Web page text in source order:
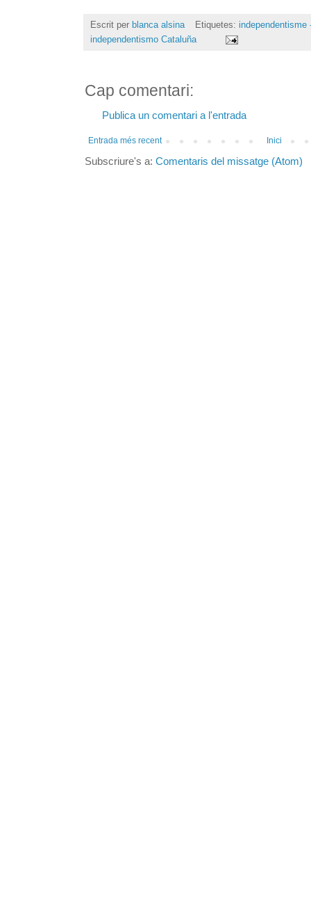
Escrit per blanca alsina Etiquetes: independentisme
independentismo Cataluña
Cap comentari:
Publica un comentari a l'entrada
Entrada més recent Inici
Subscriure's a: Comentaris del missatge (Atom)